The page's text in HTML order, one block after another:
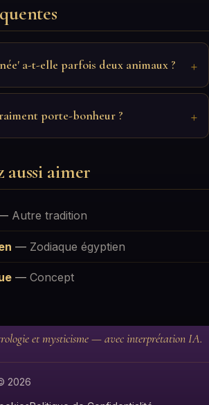
a-t-elle parfois deux animaux ?
porte-bonheur ?
aimer
Autre tradition
— Zodiaque égyptien
— Concept
et mysticisme — avec interprétation IA.
2026